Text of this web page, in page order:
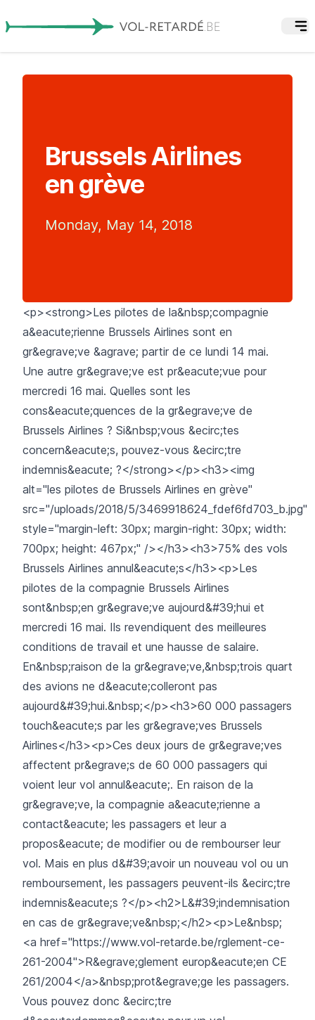
Brussels Airlines
en grève
Monday, May 14, 2018
<p><strong>Les pilotes de la&nbsp;compagnie
a&eacute;rienne Brussels Airlines sont en
gr&egrave;ve &agrave; partir de ce lundi 14 mai.
Une autre gr&egrave;ve est pr&eacute;vue pour
mercredi 16 mai. Quelles sont les
cons&eacute;quences de la gr&egrave;ve de
Brussels Airlines ? Si&nbsp;vous &ecirc;tes
concern&eacute;s, pouvez-vous &ecirc;tre
indemnis&eacute; ?</strong></p><h3><img
alt="les pilotes de Brussels Airlines en grève"
src="/uploads/2018/5/3469918624_fdef6fd703_b.jpg"
style="margin-left: 30px; margin-right: 30px; width:
700px; height: 467px;" /></h3><h3>75% des vols
Brussels Airlines annul&eacute;s</h3><p>Les
pilotes de la compagnie Brussels Airlines
sont&nbsp;en gr&egrave;ve aujourd&#39;hui et
mercredi 16 mai. Ils revendiquent des meilleures
conditions de travail et une hausse de salaire.
En&nbsp;raison de la gr&egrave;ve,&nbsp;trois quart
des avions ne d&eacute;colleront pas
aujourd&#39;hui.&nbsp;</p><h3>60 000 passagers
touch&eacute;s par les gr&egrave;ves Brussels
Airlines</h3><p>Ces deux jours de gr&egrave;ves
affectent pr&egrave;s de 60 000 passagers qui
voient leur vol annul&eacute;. En raison de la
gr&egrave;ve, la compagnie a&eacute;rienne a
contact&eacute; les passagers et leur a
propos&eacute; de modifier ou de rembourser leur
vol. Mais en plus d&#39;avoir un nouveau vol ou un
remboursement, les passagers peuvent-ils &ecirc;tre
indemnis&eacute;s ?</p><h2>L&#39;indemnisation
en cas de gr&egrave;ve&nbsp;</h2><p>Le&nbsp;
<a href="https://www.vol-retarde.be/rglement-ce-
261-2004">R&egrave;glement europ&eacute;en CE
261/2004</a>&nbsp;prot&egrave;ge les passagers.
Vous pouvez donc &ecirc;tre